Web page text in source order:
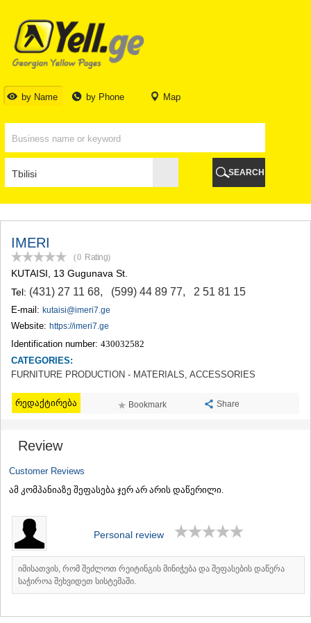
by Name by Phone Map
TBILISI
TBILISI
ABKHAZIA
GALI
BATUMI
KOBULETI
SHUAKHEVI
CHAKVI
OZURGETI
CHOKHATAURI
UREKI
IMERETI
BAGHDATI
VANI
ZESTAPONI
TERJOLA
SACHKHERE
TKIBULI
KUTAISI
TSKALTUBO
CHIATURA
KAKHETI
DEDOPLISTSKARO
LAGODEKHI
SAGAREJO
SIGNAGI
TSNORI
TIANETI
SEARCH
IMERI
(0 Rating)
KUTAISI , 13 Gugunava St.
Tel: (431) 27 11 68, (599) 44 89 77, 2 51 81 15
E-mail: kutaisi@imeri7.ge
Website: https://imeri7.ge
Identification number: 430032582
CATEGORIES:
FURNITURE PRODUCTION - MATERIALS, ACCESSORIES
რედაქტირება Bookmark Share
Review
Customer Reviews
ამ კომპანიაზე შეფასება ჯერ არ არის დაწერილი.
Personal review
იმისათვის, რომ შეძლოთ რეიტინგის მინიჭება და შეფასების დაწერა
საჭიროა შეხვიდეთ სისტემაში.